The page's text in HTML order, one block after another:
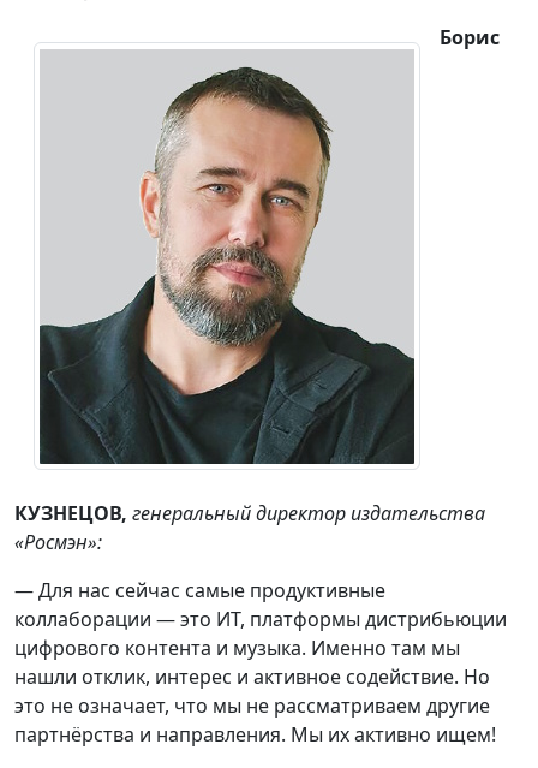
Борис
КУЗНЕЦОВ, генеральный директор издательства
«Росмэн»:
— Для нас сейчас самые продуктивные
коллаборации — это ИT, платформы дистрибьюции
цифрового контента и музыка. Именно там мы
нашли отклик, интерес и активное содействие. Но
это не означает, что мы не рассматриваем другие
партнёрства и направления. Мы их активно ищем!